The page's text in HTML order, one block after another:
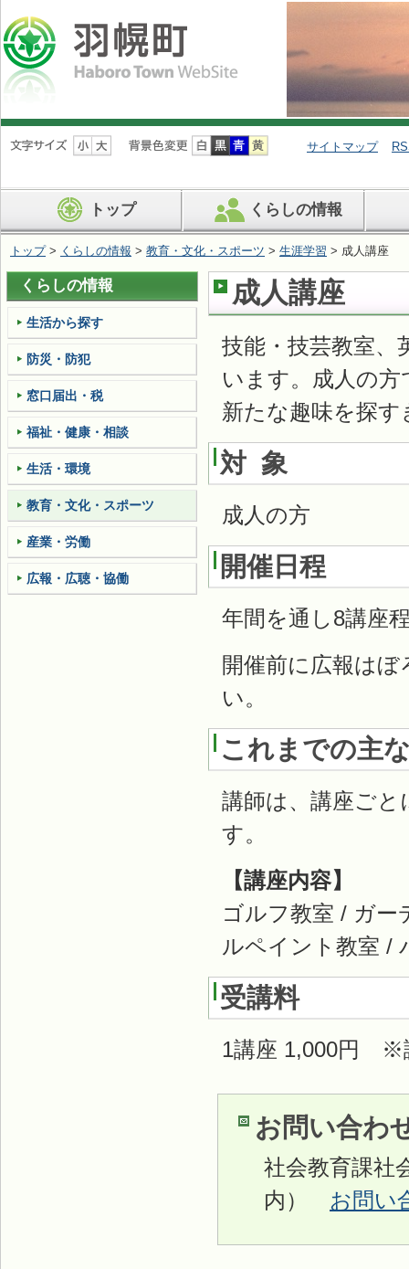
ナ
ビ
ン
を
ば
す
サイトマップ
トップ くらしの情報
トップ> くらしの情報 > 教育・文化・スポーツ > 生涯学習 > 成人講座
成人講座
技能・技芸教室、
います。成人の
新たな趣味を探
対 象
成人の方
開催日程
年間を通し8講座
開催前に広報は
い。
これまでの主
講師は、講座ご
す。
【講座内容】
ゴルフ教室 / ガー
ルペイント教室 /
受講料
1講座 1,000円 ※
お問い合わ
社会教育課
内） お問い
くらしの情報
生活から探す
防災・防犯
窓口届出・税
福祉・健康・相談
生活・環境
教育・文化・スポーツ
産業・労働
広報・広聴・協働